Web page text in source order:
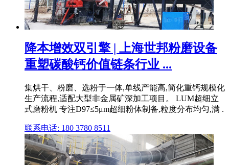
降本增效双引擎 | 上海世邦粉磨设备
重塑碳酸钙价值链条行业 ...
集烘干、粉磨、选粉于一体,单线产能高,简化重钙规模化
生产流程,适配大型非金属矿深加工项目。 LUM超细立
式磨粉机 专注D97≤5μm超细粉体制备,粒度分布均匀,满 .
联系电话: 180 3780 8511